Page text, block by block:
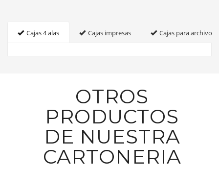
Cajas 4 alas Cajas impresas Cajas para archivo
OTROS
PRODUCTOS
DE NUESTRA
CARTONERIA